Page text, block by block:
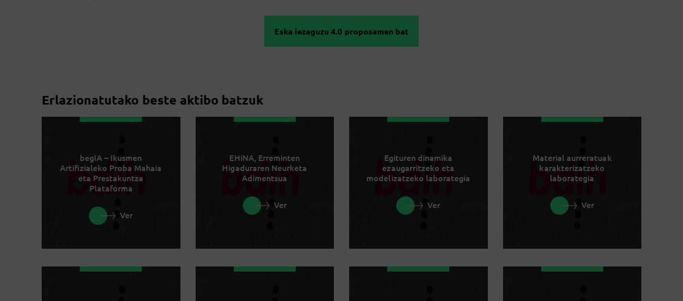
Eska iezaguzu 4.0 proposamen bat
Erlazionatutako beste aktibo batzuk
begIA – Ikusmen
Artifizialeko Proba Mahaia
eta Prestakuntza
Plataforma
Ver
EHiNA, Erreminten
Higaduraren Neurketa
Adimentsua
Ver
Egituren dinamika
ezaugarritzeko eta
modelizatzeko laborategia
Ver
Material aurreratuak
karakterizatzeko
laborategia
Ver